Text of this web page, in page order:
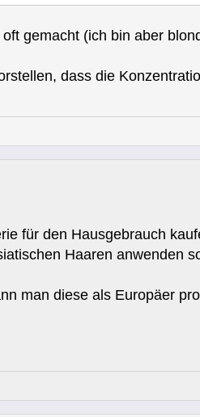
gemacht (ich bin aber
dass die
für den Hausgebrauch
Haaren anwenden
man diese als Europäer